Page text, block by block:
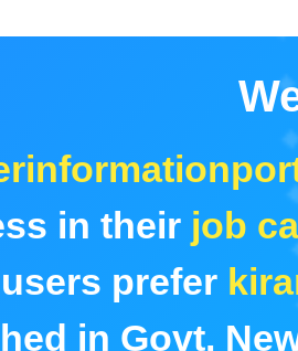
in their job
prefer
in Govt.